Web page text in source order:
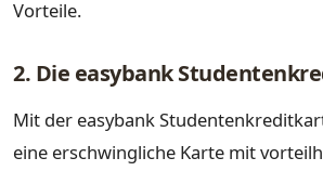
Vorteile.
2. Die easybank
Mit der easybank
eine erschwingliche Karte mit